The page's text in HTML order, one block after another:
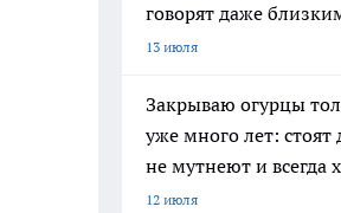
говорят даже
13 июля
Закрываю огурцы
уже много лет: стоят
не мутнеют и всегда
12 июля